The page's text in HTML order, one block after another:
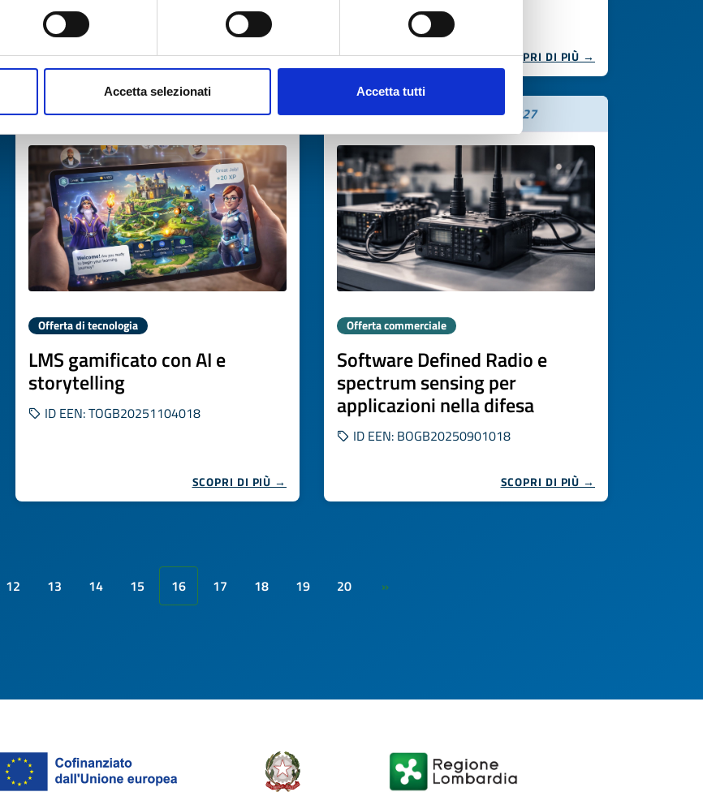
Accetta selezionati Accetta tutti
SCOPRI DI PIÙ → SCOPRI DI PIÙ →
Scade il30 gennaio 2027
Offerta di tecnologia
LMS gamificato con AI e
storytelling
ID EEN: TOGB20251104018
SCOPRI DI PIÙ →
Scade il30 gennaio 2027
Offerta commerciale
Software Defined Radio e
spectrum sensing per
applicazioni nella difesa
ID EEN: BOGB20250901018
SCOPRI DI PIÙ →
12 13 14 15 16 17 18 19 20 »